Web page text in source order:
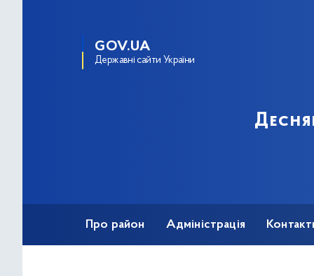
GOV.UA
Державні сайти України
Про район Адміністрація